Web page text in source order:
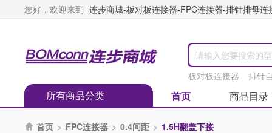
您好，欢迎来到 连步商城-板对板连接器-FPC连接器-排针排母
板对板连接器 排针
所有商品分类 首页 商品目录
 首页 > FPC连接器 > 0.4间距 > 1.5H翻盖下接